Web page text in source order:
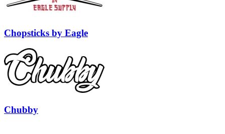
Chopsticks by Eagle
Chubby